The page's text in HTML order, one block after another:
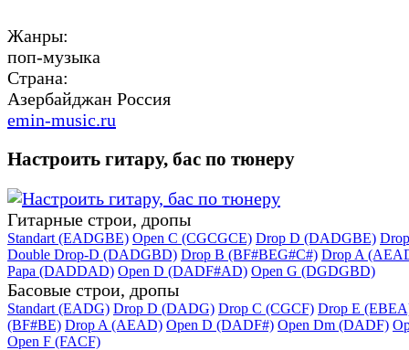
Жанры:
поп-музыка
Страна:
Азербайджан Россия
emin-music.ru
Настроить гитару, бас по тюнеру
Гитарные строи, дропы
Standart (EADGBE) Open C (CGCGCE) Drop D (DADGBE)
Double Drop-D (DADGBD) Drop B (BF#BEG#C#) Drop A
Papa (DADDAD) Open D (DADF#AD) Open G (DGDGBD)
Басовые строи, дропы
Standart (EADG) Drop D (DADG) Drop C (CGCF) Drop E
(BF#BE) Drop A (AEAD) Open D (DADF#) Open Dm (DADF)
Open F (FACF)